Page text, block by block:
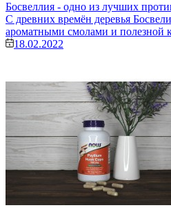
Босвеллия - одно из лучших
С древних времён деревья
ароматными смолами и полезной
18.02.2022